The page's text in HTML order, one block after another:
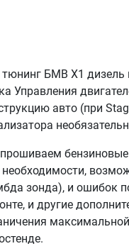
БМВ Х1 дизель
Управления
авто (при
бензиновые
зонда), и ошибок
и другие